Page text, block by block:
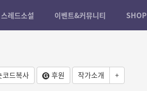
스레드소설 이벤트&커뮤니티 SHOP
코드복사 후원 작가소개 +